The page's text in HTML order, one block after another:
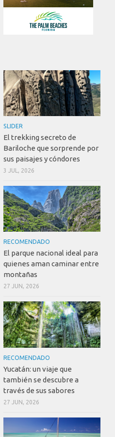
SLIDER
El trekking secreto de
Bariloche que sorprende por
sus paisajes y cóndores
3 JUL, 2026
RECOMENDADO
El parque nacional ideal para
quienes aman caminar entre
montañas
27 JUN, 2026
RECOMENDADO
Yucatán: un viaje que
también se descubre a
través de sus sabores
27 JUN, 2026